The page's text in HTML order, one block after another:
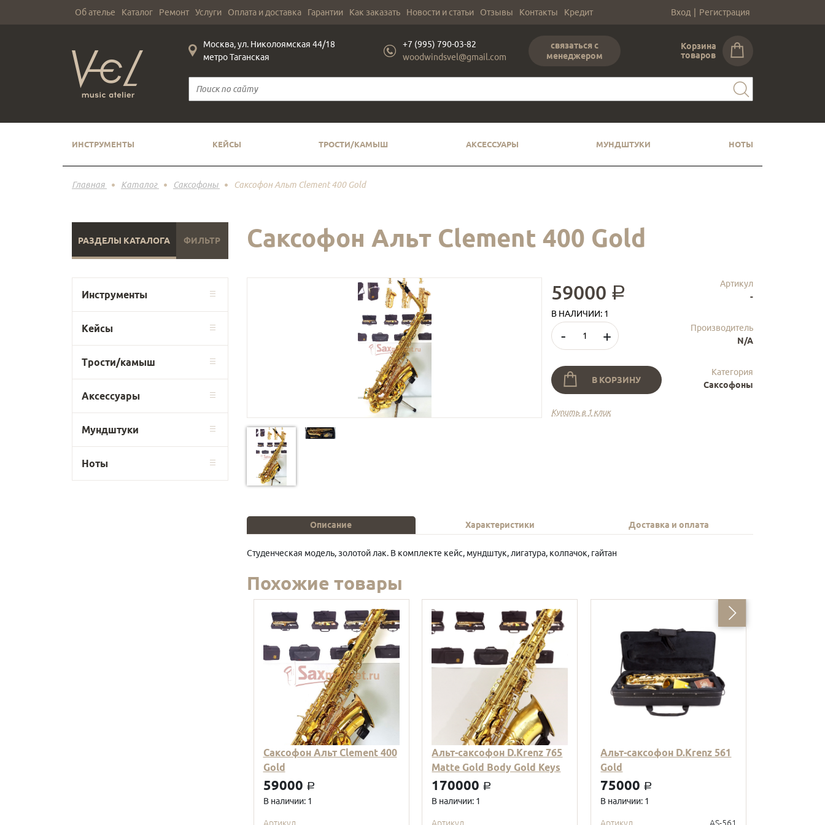
Об ателье Каталог Ремонт Услуги Оплата и доставка Гарантии Как заказать Новости и статьи Отзывы Контакты Кредит Вход | Регистрация
Москва, ул. Николоямская 44/18
метро Таганская
+7 (995) 790-03-82
woodwindsvel@gmail.com
связаться с
менеджером
Корзина
товаров
ИНСТРУМЕНТЫ КЕЙСЫ ТРОСТИ/КАМЫШ АКСЕССУАРЫ МУНДШТУКИ НОТЫ
Главная Каталог Саксофоны Саксофон Альт Clement 400 Gold
РАЗДЕЛЫ КАТАЛОГА ФИЛЬТР Саксофон Альт Clement 400 Gold
Инструменты
Кейсы
Трости/камыш
Аксессуары
Мундштуки
Ноты
59000 a
В НАЛИЧИИ: 1
- +
В КОРЗИНУ
Купить в 1 клик
Артикул
-
Производитель
N/A
Категория
Саксофоны
Описание Характеристики Доставка и оплата
Студенческая модель, золотой лак. В комплекте кейс, мундштук, лигатура, колпачок, гайтан
Похожие товары
Саксофон Альт Clement 400
Gold
59000 a
В наличии: 1
Альт-саксофон D.Krenz 765
Matte Gold Body Gold Keys
170000 a
В наличии: 1
Альт-саксофон D.Krenz 561
Gold
75000 a
В наличии: 1